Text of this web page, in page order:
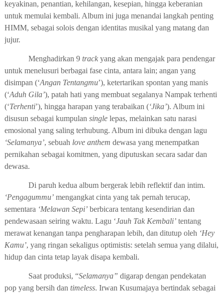
keyakinan, penantian, kehilangan, kesepian, hingga keberanian
untuk memulai kembali. Album ini juga menandai langkah penting
HIMM, sebagai solois dengan identitas musikal yang matang dan
jujur.
Menghadirkan 9 trackyang akan mengajak para pendengar
untuk menelusuri berbagai fase cinta, antara lain; angan yang
disimpan (‘Angan Tentangmu’), ketertarikan spontan yang manis
(‘Aduh Gila’), patah hati yang membuat segalanya Nampak terhenti
(‘Terhenti’), hingga harapan yang terabaikan (‘Jika’). Album ini
disusun sebagai kumpulan singlelepas, melainkan satu narasi
emosional yang saling terhubung. Album ini dibuka dengan lagu
‘Selamanya’, sebuah love anthem dewasa yang menempatkan
pernikahan sebagai komitmen, yang diputuskan secara sadar dan
dewasa.
Di paruh kedua album bergerak lebih reflektif dan intim.
‘Pengagummu’mengangkat cinta yang tak pernah terucap,
sementara ‘Melawan Sepi’berbicara tentang kesendirian dan
pendewasaan seiring waktu. Lagu ‘Jauh Tak Kembali’tentang
merawat kenangan tanpa pengharapan lebih, dan ditutup oleh ‘Hey
Kamu’, yang ringan sekaligus optimistis: setelah semua yang dilalui,
hidup dan cinta tetap layak disapa kembali.
Saat produksi, “Selamanya” digarap dengan pendekatan
pop yang bersih dan timeless. Irwan Kusumajaya bertindak sebagai